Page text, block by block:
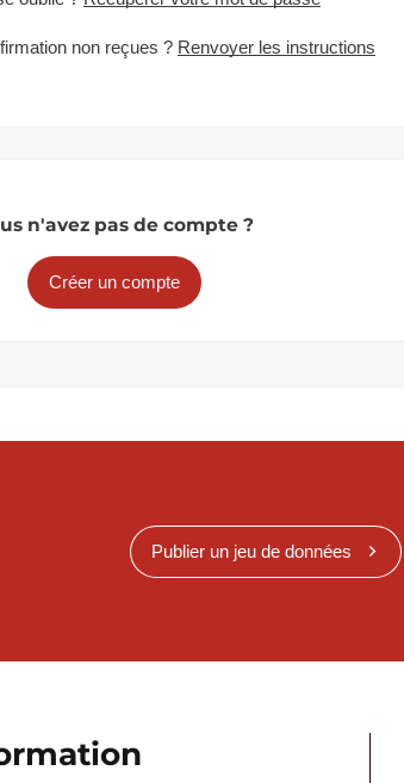
non reçues ? Renvoyer les instructions
n'avez pas de compte ?
Créer un compte
Publier un jeu de données